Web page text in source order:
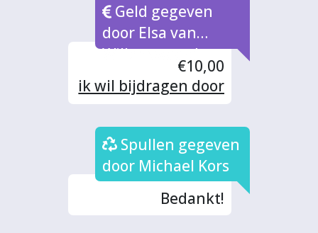
Geld gegeven
door Elsa van
Willenswaard
€10,00
ik wil bijdragen door
bereiden en
eventueel inkoop
maaltijden ook stel
ik graag mijn
logeerkamer
Spullen gegeven
door Michael Kors
Bedankt!